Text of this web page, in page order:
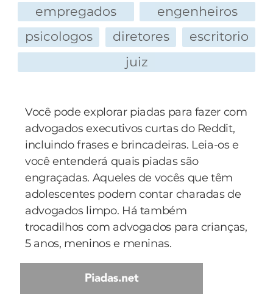
empregados
engenheiros
psicologos
diretores
escritorio
juiz
Você pode explorar piadas para fazer com
advogados executivos curtas do Reddit,
incluindo frases e brincadeiras. Leia-os e
você entenderá quais piadas são
engraçadas. Aqueles de vocês que têm
adolescentes podem contar charadas de
advogados limpo. Há também
trocadilhos com advogados para crianças,
5 anos, meninos e meninas.